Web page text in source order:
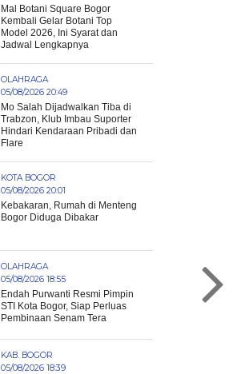
Mal Botani Square Bogor
Kembali Gelar Botani Top
Model 2026, Ini Syarat dan
Jadwal Lengkapnya
OLAHRAGA
05/08/2026 20:49
Mo Salah Dijadwalkan Tiba di
Trabzon, Klub Imbau Suporter
Hindari Kendaraan Pribadi dan
Flare
KOTA BOGOR
05/08/2026 20:01
Kebakaran, Rumah di Menteng
Bogor Diduga Dibakar
OLAHRAGA
05/08/2026 18:55
Endah Purwanti Resmi Pimpin
STI Kota Bogor, Siap Perluas
Pembinaan Senam Tera
KAB. BOGOR
05/08/2026 18:39